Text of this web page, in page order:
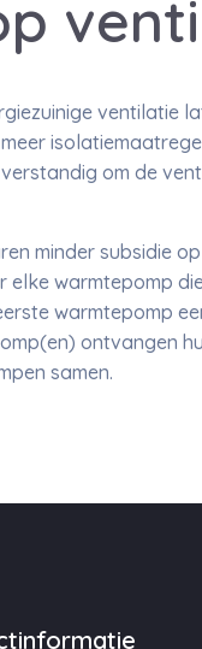
ventilatie
om de
minder subsidie
elke warmtepomp
warmtepomp
ontvangen
samen.